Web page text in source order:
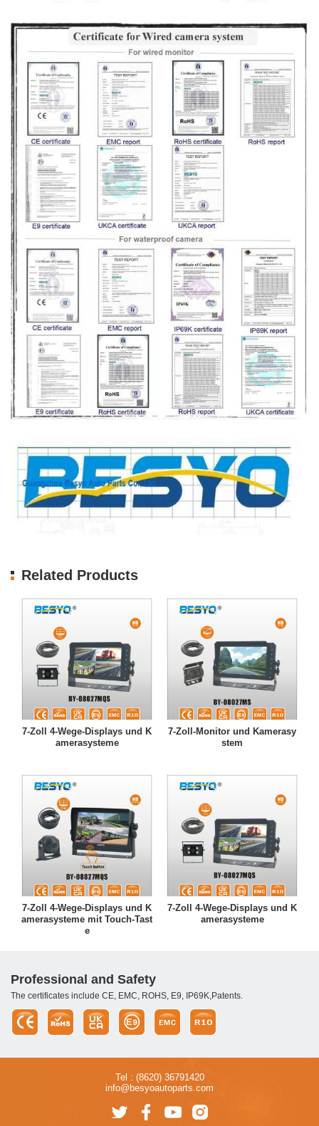
Related Products
7-Zoll 4-Wege-Displays und K
amerasysteme
7-Zoll-Monitor und Kamerasy
stem
7-Zoll 4-Wege-Displays und K
amerasysteme mit Touch-Tast
e
7-Zoll 4-Wege-Displays und K
amerasysteme
Professional and Safety
The certificates include CE, EMC, ROHS, E9, IP69K,Patents.
Tel : (8620) 36791420
info@besyoautoparts.com